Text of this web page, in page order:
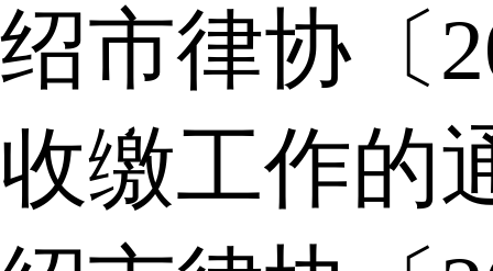
绍市律协〔
收缴工作的